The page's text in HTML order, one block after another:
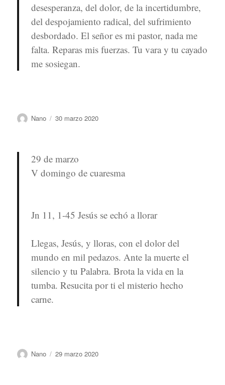
desesperanza, del dolor, de la incertidumbre,
del despojamiento radical, del sufrimiento
desbordado. El señor es mi pastor, nada me
falta. Reparas mis fuerzas. Tu vara y tu cayado
me sosiegan.
Autor
Nano
Publicado
30 marzo 2020
29 de marzo
V domingo de cuaresma
Jn 11, 1-45 Jesús se echó a llorar
Llegas, Jesús, y lloras, con el dolor del
mundo en mil pedazos. Ante la muerteel
silencio y tu Palabra. Brota la vida en la
tumba. Resucita por ti el misterio hecho
carne.
Autor
Nano
Publicado
29 marzo 2020